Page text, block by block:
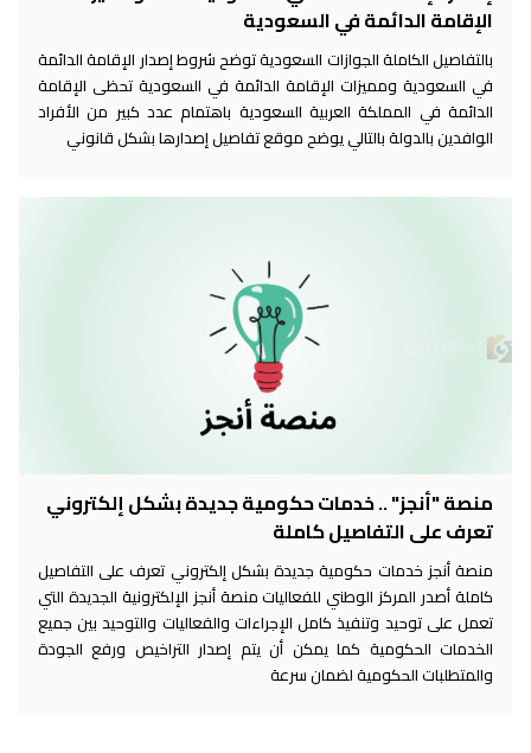
الإقامة الدائمة في السعودية
بالتفاصيل الكاملة الجوازات السعودية توضح شروط إصدار الإقامة الدائمة
في السعودية ومميزات الإقامة الدائمة في السعودية تحظى الإقامة
الدائمة في المملكة العربية السعودية باهتمام عدد كبير من الأفراد
الوافدين بالدولة بالتالي يوضح موقع تفاصيل إصدارها بشكل قانوني
منصة "أنجز" .. خدمات حكومية جديدة بشكل إلكتروني
تعرف على التفاصيل كاملة
منصة أنجز خدمات حكومية جديدة بشكل إلكتروني تعرف على التفاصيل
كاملة أصدر المركز الوطني للفعاليات منصة أنجز الإلكترونية الجديدة التي
تعمل على توحيد وتنفيذ كامل الإجراءات والفعاليات والتوحيد بين جميع
الخدمات الحكومية كما يمكن أن يتم إصدار التراخيص ورفع الجودة
والمتطلبات الحكومية لضمان سرعة